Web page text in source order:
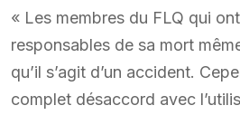
« Les membres du FLQ qui
responsables de sa mort
qu’il s’agit d’un accident.
complet désaccord avec